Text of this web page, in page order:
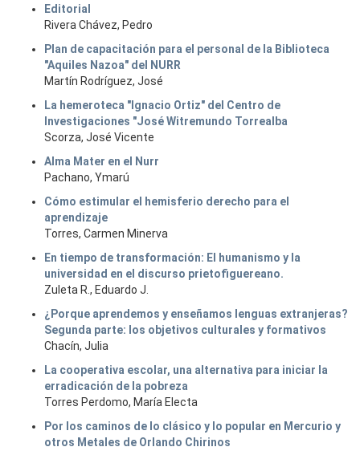
Editorial
Rivera Chávez, Pedro
Plan de capacitación para el personal de la Biblioteca
"Aquiles Nazoa" del NURR
Martín Rodríguez, José
La hemeroteca "Ignacio Ortiz" del Centro de
Investigaciones "José Witremundo Torrealba
Scorza, José Vicente
Alma Mater en el Nurr
Pachano, Ymarú
Cómo estimular el hemisferio derecho para el
aprendizaje
Torres, Carmen Minerva
En tiempo de transformación: El humanismo y la
universidad en el discurso prietofiguereano.
Zuleta R., Eduardo J.
¿Porque aprendemos y enseñamos lenguas extranjeras?
Segunda parte: los objetivos culturales y formativos
Chacín, Julia
La cooperativa escolar, una alternativa para iniciar la
erradicación de la pobreza
Torres Perdomo, María Electa
Por los caminos de lo clásico y lo popular en Mercurio y
otros Metales de Orlando Chirinos